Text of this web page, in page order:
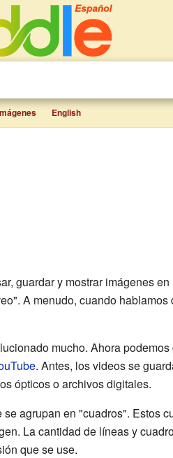
English
guardar y mostrar imágenes
A menudo, cuando
mucho. Ahora
. Antes, los videos se
ópticos o archivos digitales.
agrupan en "cuadros". Estos
La cantidad de líneas y
que se use.